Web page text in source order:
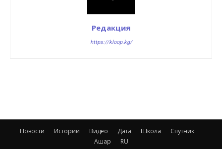
Редакция
https://kloop.kg/
Новости Истории Видео Дата Школа
Спутник
Ашар
RU